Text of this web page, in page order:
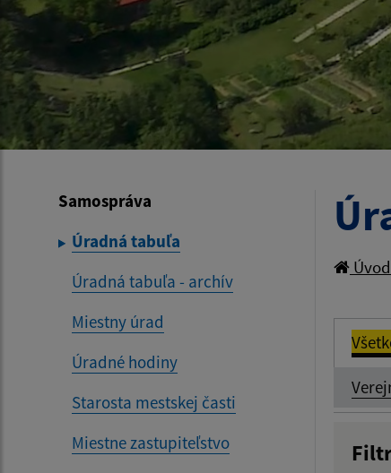
Samospráva
Úradná tabuľa
Úradná tabuľa - archív
Miestny úrad
Úradné hodiny
Starosta mestskej časti
Miestne zastupiteľstvo
Úvod